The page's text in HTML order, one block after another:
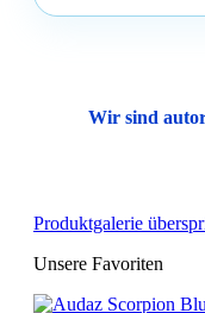
Wir sind
Produktgalerie
Unsere Favoriten